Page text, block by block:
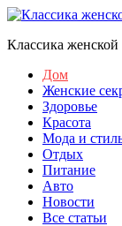
Skip
content
Классика женской
Дом
Женские
Здоровье
Красота
Мода и
Отдых
Питание
Авто
Новости
Все статьи